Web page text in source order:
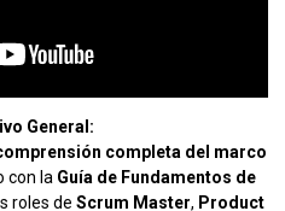
General:
completa del marco
con la Guía de Fundamentos de
roles de Scrum Master, Product